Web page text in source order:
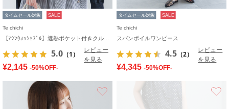
タイムセール対象 SALE
Te chichi
5.0 （1）
レビュー
を見る
¥2,145 -50%OFF-
タイムセール対象 SALE
Te chichi
スパンボイルワンピース
4.5 （2）
レビュー
を見る
¥4,345 -50%OFF-